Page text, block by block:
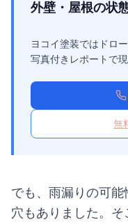
外壁・屋根の状
ヨコイ塗装ではドロ
写真付きレポートで
無
でも、雨漏りの可
穴もありました。そ